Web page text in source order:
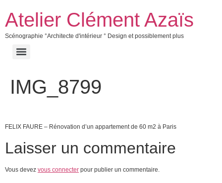
Atelier Clément Azaïs
Scénographie °Architecte d'intérieur ° Design et possiblement plus
IMG_8799
FELIX FAURE – Rénovation d’un appartement de 60 m2 à Paris
Laisser un commentaire
Vous devez vous connecter pour publier un commentaire.